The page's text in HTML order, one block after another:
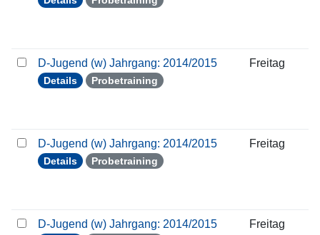
D-Jugend (w) Jahrgang: 2014/2015
Details Probetraining
Freitag
D-Jugend (w) Jahrgang: 2014/2015
Details Probetraining
Freitag
D-Jugend (w) Jahrgang: 2014/2015 Freitag